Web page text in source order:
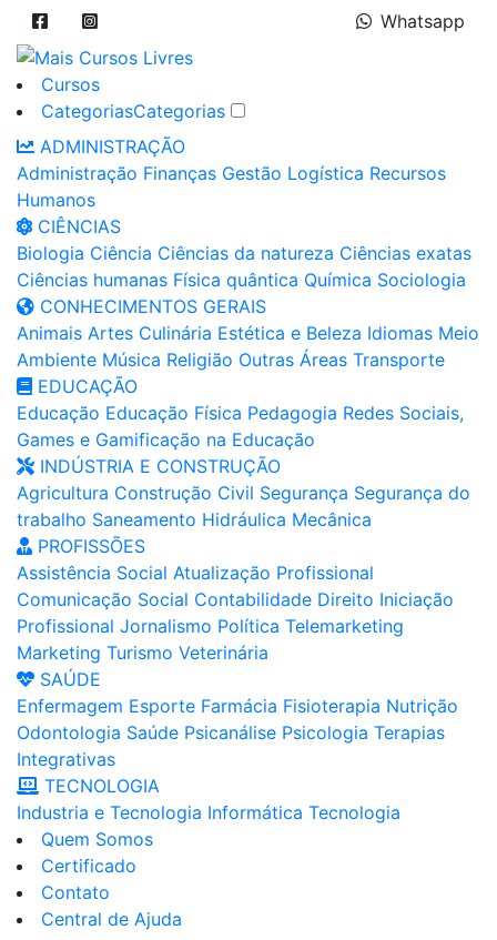
Whatsapp
Cursos
CategoriasCategorias
ADMINISTRAÇÃO
Administração Finanças Gestão Logística Recursos
Humanos
CIÊNCIAS
Biologia Ciência Ciências da natureza Ciências exatas
Ciências humanas Física quântica Química Sociologia
CONHECIMENTOS GERAIS
Animais Artes Culinária Estética e Beleza Idiomas Meio
Ambiente Música Religião Outras Áreas Transporte
EDUCAÇÃO
Educação Educação Física Pedagogia Redes Sociais,
Games e Gamificação na Educação
INDÚSTRIA E CONSTRUÇÃO
Agricultura Construção Civil Segurança Segurança do
trabalho Saneamento Hidráulica Mecânica
PROFISSÕES
Assistência Social Atualização Profissional
Comunicação Social Contabilidade Direito Iniciação
Profissional Jornalismo Política Telemarketing
Marketing Turismo Veterinária
SAÚDE
Enfermagem Esporte Farmácia Fisioterapia Nutrição
Odontologia Saúde Psicanálise Psicologia Terapias
Integrativas
TECNOLOGIA
Industria e Tecnologia Informática Tecnologia
Quem Somos
Certificado
Contato
Central de Ajuda